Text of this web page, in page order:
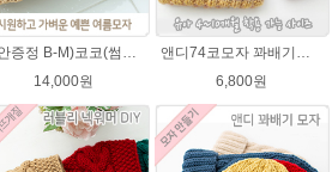
도안증정 B-M)코코(썸머라피아)바캉스 코바늘 모자뜨기 뜨개질
14,000원
앤디74코모자 꽈배기★오슬로울 74코앤디모자도안 + 뜨개실 1볼)
6,800원